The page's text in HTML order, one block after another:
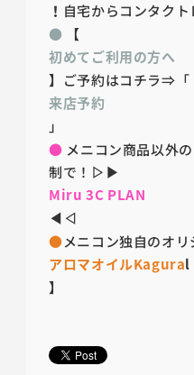
！ 自宅からコンタク
●
【
初めてご利用の方へ
】
ご予約はコチラ⇒「
来店予約
」
● メニコン商品以外
制で！ ▷▶
Miru 3C PLAN
◀◁
●メニコン独自のオ
アロマオイルKagural
】